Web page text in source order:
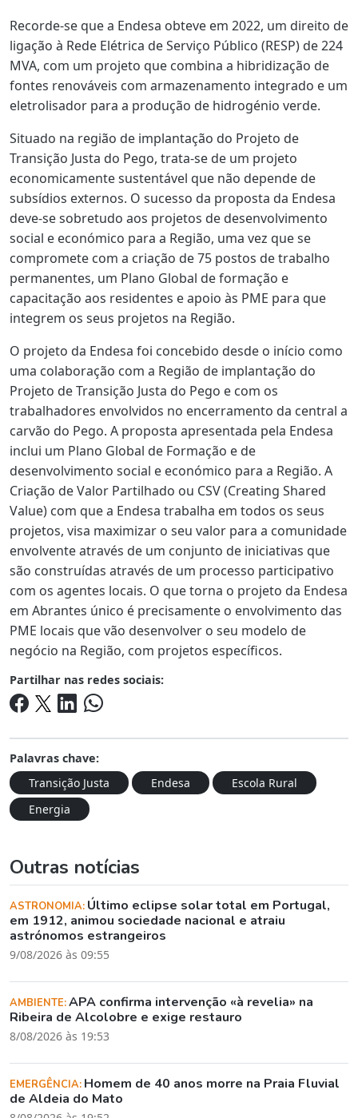
Recorde-se que a Endesa obteve em 2022, um direito de
ligação à Rede Elétrica de Serviço Público (RESP) de 224
MVA, com um projeto que combina a hibridização de
fontes renováveis com armazenamento integrado e um
eletrolisador para a produção de hidrogénio verde.
Situado na região de implantação do Projeto de
Transição Justa do Pego, trata-se de um projeto
economicamente sustentável que não depende de
subsídios externos. O sucesso da proposta da Endesa
deve-se sobretudo aos projetos de desenvolvimento
social e económico para a Região, uma vez que se
compromete com a criação de 75 postos de trabalho
permanentes, um Plano Global de formação e
capacitação aos residentes e apoio às PME para que
integrem os seus projetos na Região.
O projeto da Endesa foi concebido desde o início como
uma colaboração com a Região de implantação do
Projeto de Transição Justa do Pego e com os
trabalhadores envolvidos no encerramento da central a
carvão do Pego. A proposta apresentada pela Endesa
inclui um Plano Global de Formação e de
desenvolvimento social e económico para a Região. A
Criação de Valor Partilhado ou CSV (Creating Shared
Value) com que a Endesa trabalha em todos os seus
projetos, visa maximizar o seu valor para a comunidade
envolvente através de um conjunto de iniciativas que
são construídas através de um processo participativo
com os agentes locais. O que torna o projeto da Endesa
em Abrantes único é precisamente o envolvimento das
PME locais que vão desenvolver o seu modelo de
negócio na Região, com projetos específicos.
Partilhar nas redes sociais:
Palavras chave:
Transição Justa
Endesa
Escola Rural
Energia
Outras notícias
ASTRONOMIA: Último eclipse solar total em Portugal,
em 1912, animou sociedade nacional e atraiu
astrónomos estrangeiros
9/08/2026 às 09:55
AMBIENTE:APA confirma intervenção «à revelia» na
Ribeira de Alcolobre e exige restauro
8/08/2026 às 19:53
EMERGÊNCIA: Homem de 40 anos morre na Praia Fluvial
de Aldeia do Mato